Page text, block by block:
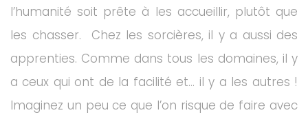
l’humanité soit prête à les accueillir, plutôt que
les chasser. Chez les sorcières, il y a aussi des
apprenties. Comme dans tous les domaines, il y
a ceux qui ont de la facilité et… il y a les autres !
Imaginez un peu ce que l’on risque de faire avec